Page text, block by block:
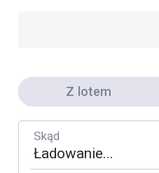
Z lotem
Skąd